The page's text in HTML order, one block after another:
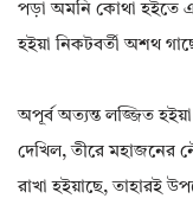
পড়া অমনি কোথা হইতে
হইয়া নিকটবর্তী অশথ
অপূর্ব অত্যন্ত লজ্জিত
দেখিল, তীরে মহাজনের
রাখা হইয়াছে, তাহারই